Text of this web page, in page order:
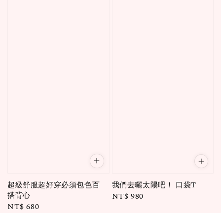
超級舒服超好穿必須包色百
搭背心
Regular
NT$ 680
我們去曬太陽吧！ 口袋T
Regular
NT$ 980